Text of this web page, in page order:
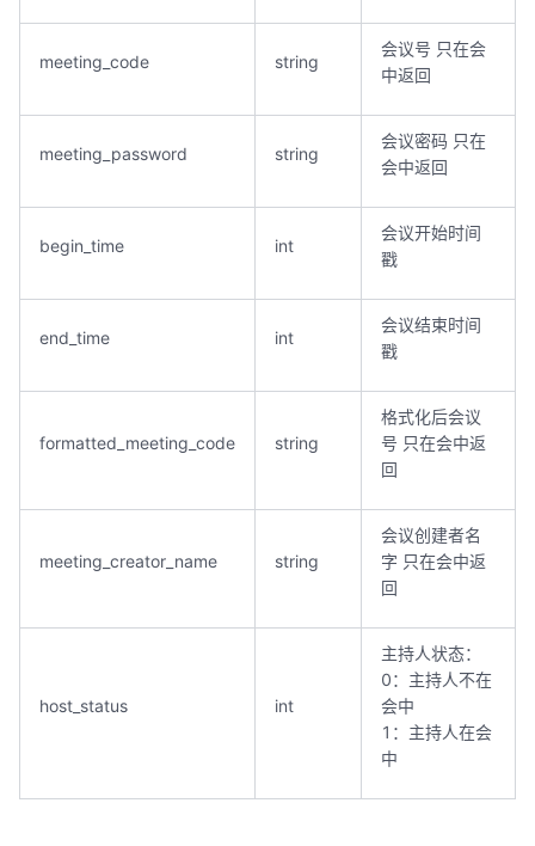
meeting_code string
会议号 只在会
中返回
meeting_password string
会议密码 只在
会中返回
begin_time int
会议开始时间
戳
end_time int
会议结束时间
戳
formatted_meeting_code string
格式化后会议
号 只在会中返
回
meeting_creator_name string
会议创建者名
字 只在会中返
回
host_status int
主持人状态：
0：主持人不在
会中
1：主持人在会
中